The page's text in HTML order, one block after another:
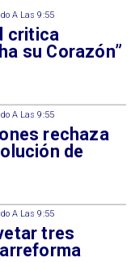
A Las 9:55
critica
su Corazón”
A Las 9:55
rechaza
de
A Las 9:55
tres